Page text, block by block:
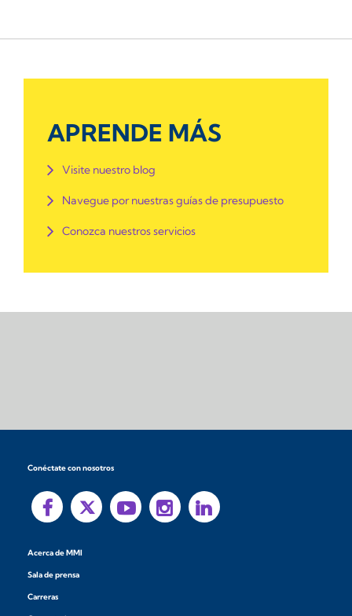
APRENDE MÁS
Visite nuestro blog
Navegue por nuestras guías de presupuesto
Conozca nuestros servicios
Conéctate con nosotros
Acerca de MMI
Sala de prensa
Carreras